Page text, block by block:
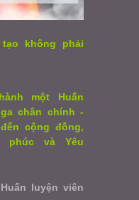
không phải
một Huấn
chân chính -
cộng đồng,
phúc và Yêu
luyện viên